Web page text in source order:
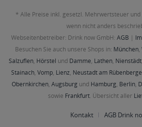
* Alle Preise inkl. gesetzl. Mehrwertsteuer und
wenn nicht anders
Webseitenbetreiber: Drink now GmbH: AGB |
Besuchen Sie auch unsere Shops in: München,
Salzuflen, Hörstel und Damme, Lathen, Nienstädt,
Stainach, Vomp, Lienz, Neustadt am Rübenberge
Obernkirchen, Augsburg und Hamburg, Berlin,
sowie Frankfurt. Übersicht aller
Kontakt AGB Drink